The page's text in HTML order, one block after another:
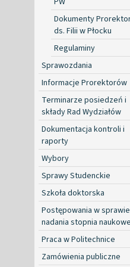
Dokumenty
ds. Filii w Płocku
Regulaminy
Sprawozdania
Informacje Prorektorów
Terminarze posiedzeń i
składy Rad Wydziałów
Dokumentacja kontroli i
raporty
Wybory
Sprawy Studenckie
Szkoła doktorska
Postępowania w sprawie
nadania stopnia
Praca w Politechnice
Zamówienia publiczne